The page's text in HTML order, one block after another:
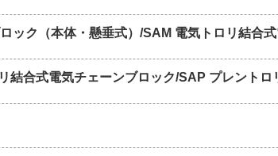
ック（本体・懸垂式）/SAM 電気トロリ結合
結合式電気チェーンブロック/SAP プレントロ